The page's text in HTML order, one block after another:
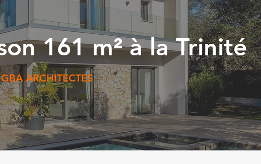
161 m² à la Trinité
GBA ARCHITECTES